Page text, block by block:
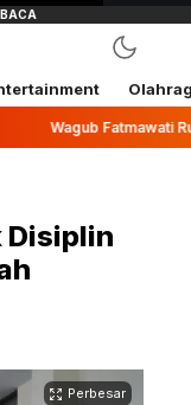
Fatmawati Rusdi Lepas
Disiplin
Perbesar